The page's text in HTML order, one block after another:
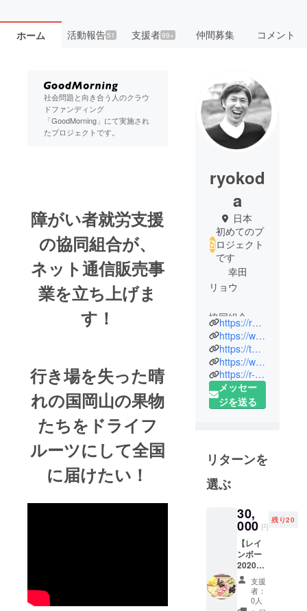
ホーム 活動報告51 支援者99+ 仲間募集 コメント
社会問題と向き合う人のクラウ
ドファンディング
「GoodMorning」にて実施され
たプロジェクトです。
障がい者就労支援
の協同組合が、
ネット通信販売事
業を立ち上げま
す！
行き場を失った晴
れの国岡山の果物
たちをドライフ
ルーツにして全国
に届けたい！
ryokod
a
日本
初めてのプ
ロジェクト
です
幸田
リョウ
協同組合レ
インボーカ
フェプロ
ジェクト；
ドライフ
ルーツ事業
プロデュー
クデザイ
ナー
（株）
https://rainbowpro.thebase.in
https://www.facebook.com/rainbowcafeproject/
https://twitter.com/rainbowcafepro
https://www.instagram.com/rainbowcafeproject/
https://r-c-p.jp/
メッセー
ジを送る
リターンを
選ぶ
30,
000 円
残り20
【レイ
ンボー
2020年
シーズ
ンセッ
トB】詰
支援
者：
0人